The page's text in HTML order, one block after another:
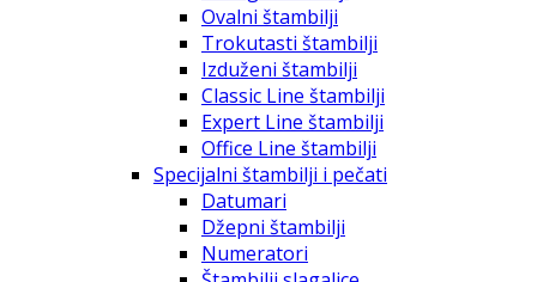
Ovalni štambilji
Trokutasti štambilji
Izduženi štambilji
Classic Line štambilji
Expert Line štambilji
Office Line štambilji
Specijalni štambilji i pečati
Datumari
Džepni štambilji
Numeratori